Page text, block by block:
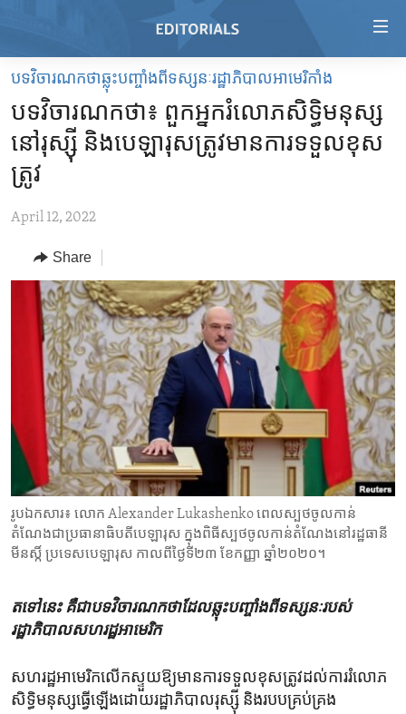
Skip
main
content
Skip
main
Navigation
to
Search
HOME
VIDEO
RADIO
REGIONS
AFRICA
AMERICAS
ASIA
EUROPE
MIDDLE EAST
TOPICS
HUMAN RIGHTS
SECURITY AND DEFENSE
AID AND DEVELOPMENT
DEMOCRACY AND GOVERNANCE
ECONOMY AND TRADE
ENVIRONMENT AND HEALTH
IDEALS AND INSTITUTIONS
ARCHIVE
ABOUT US
FOLLOW US
បទវិចារណកថាឆ្លុះបញ្ចាំងពីទស្សនៈរដ្ឋាភិបាលអាមេរិកាំង
បទវិចារណកថា៖ ពួក​អ្នករំលោភ​សិទ្ធិ​មនុស្ស​
នៅ​រុស្ស៊ី​ និង​បេឡារុស​ត្រូវ​មាន​ការទទួល​ខុស
ត្រូវ
April 12, 2022
Share
រូបឯកសារ៖ លោក Alexander Lukashenko ពេល​ស្បថ​ចូលកាន់​
តំណែង​ជា​ប្រធានាធិបតី​បេឡារុស ក្នុង​ពិធី​ស្បថ​ចូលកាន់​តំណែង​នៅ​​​រដ្ឋធានី​
មីនស្កិ៍ ប្រទេស​បេឡារុស កាលពី​ថ្ងៃទី២៣ ខែកញ្ញា ឆ្នាំ២០២០។
តទៅនេះ​ គឺ​ជា​បទ​វិចារណកថា​ដែល​ឆ្លុះ​បញ្ចាំង​ពី​ទស្សនៈ​របស់​
រដ្ឋាភិបាល​សហរដ្ឋ​អាមេរិក
សហរដ្ឋអាមេរិក​លើកស្ទួយឱ្យ​មានការ​ទទួល​ខុសត្រូវ​ដល់ការ​រំលោភ​
សិទ្ធិមនុស្សធ្វើ​ឡើងដោយរដ្ឋាភិបាលរុស្ស៊ី​ និងរបបគ្រប់គ្រង